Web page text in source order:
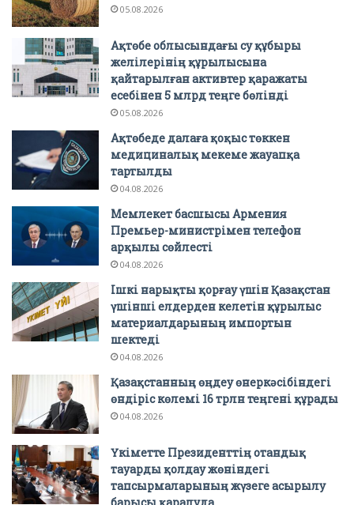
05.08.2026
Ақтөбе облысындағы су құбыры
желілерінің құрылысына
қайтарылған активтер қаражаты
есебінен 5 млрд теңге бөлінді
05.08.2026
Ақтөбеде далаға қоқыс төккен
медициналық мекеме жауапқа
тартылды
04.08.2026
Мемлекет басшысы Армения
Премьер-министрімен телефон
арқылы сөйлесті
04.08.2026
Ішкі нарықты қорғау үшін Қазақстан
үшінші елдерден келетін құрылыс
материалдарының импортын
шектеді
04.08.2026
Қазақстанның өңдеу өнеркәсібіндегі
өндіріс көлемі 16 трлн теңгені құрады
04.08.2026
Үкіметте Президенттің отандық
тауарды қолдау жөніндегі
тапсырмаларының жүзеге асырылу
барысы қаралуда